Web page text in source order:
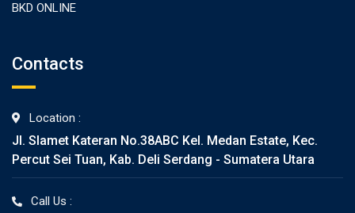
BKD ONLINE
Contacts
Location :
Jl. Slamet Kateran No.38ABC Kel. Medan Estate, Kec.
Percut Sei Tuan, Kab. Deli Serdang - Sumatera Utara
Call Us :